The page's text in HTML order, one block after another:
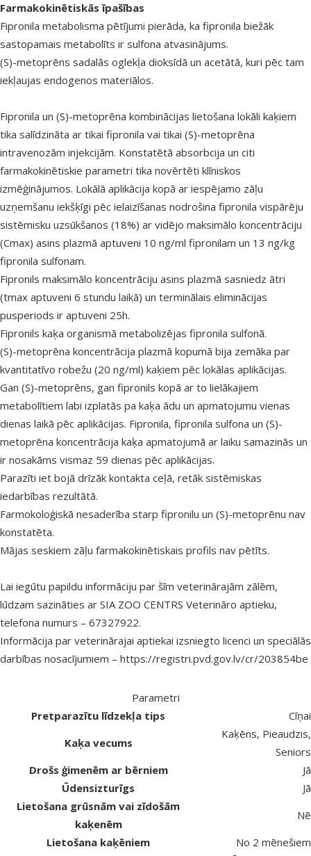
Farmakokinētiskās īpašības
Fipronila metabolisma pētījumi pierāda, ka fipronila biežāk
sastopamais metabolīts ir sulfona atvasinājums.
(S)-metoprēns sadalās oglekļa dioksīdā un acetātā, kuri pēc tam
iekļaujas endogenos materiālos.
Fipronila un (S)-metoprēna kombinācijas lietošana lokāli kaķiem
tika salīdzināta ar tikai fipronila vai tikai (S)-metoprēna
intravenozām injekcijām. Konstatētā absorbcija un citi
farmakokinētiskie parametri tika novērtēti klīniskos
izmēģinājumos. Lokālā aplikācija kopā ar iespējamo zāļu
uzņemšanu iekšķīgi pēc ielaizīšanas nodrošina fipronila vispārēju
sistēmisku uzsūkšanos (18%) ar vidējo maksimālo koncentrāciju
(Cmax) asins plazmā aptuveni 10 ng/ml fipronilam un 13 ng/kg
fipronila sulfonam.
Fipronils maksimālo koncentrāciju asins plazmā sasniedz ātri
(tmax aptuveni 6 stundu laikā) un terminālais eliminācijas
pusperiods ir aptuveni 25h.
Fipronils kaķa organismā metabolizējas fipronila sulfonā.
(S)-metoprēna koncentrācija plazmā kopumā bija zemāka par
kvantitatīvo robežu (20 ng/ml) kaķiem pēc lokālas aplikācijas.
Gan (S)-metoprēns, gan fipronils kopā ar to lielākajiem
metabolītiem labi izplatās pa kaķa ādu un apmatojumu vienas
dienas laikā pēc aplikācijas. Fipronila, fipronila sulfona un (S)-
metoprēna koncentrācija kaķa apmatojumā ar laiku samazinās un
ir nosakāms vismaz 59 dienas pēc aplikācijas.
Parazīti iet bojā drīzāk kontakta ceļā, retāk sistēmiskas
iedarbības rezultātā.
Farmokoloģiskā nesaderība starp fipronilu un (S)-metoprēnu nav
konstatēta.
Mājas seskiem zāļu farmakokinētiskais profils nav pētīts.
Lai iegūtu papildu informāciju par šīm veterinārajām zālēm,
lūdzam sazināties ar SIA ZOO CENTRS Veterināro aptieku,
telefona numurs – 67327922.
Informācija par veterinārajai aptiekai izsniegto licenci un speciālās
darbības nosacījumiem – https://registri.pvd.gov.lv/cr/203854be
Parametri
Pretparazītu līdzekļa tips
Cīņai
Kaķa vecums
Kaķēns, Pieaudzis,
Seniors
Drošs ģimenēm ar bērniem
Jā
Ūdensizturīgs
Jā
Lietošana grūsnām vai zīdošām
kaķenēm
Nē
Lietošana kaķēniem
No 2 mēnešiem